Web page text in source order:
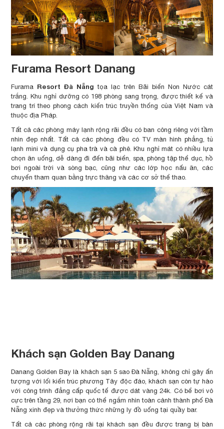
Furama Resort Danang
Furama Resort Đà Nẵng tọa lạc trên Bãi biển Non Nước cát
trắng. Khu nghỉ dưỡng có 198 phòng sang trọng, được thiết kế và
trang trí theo phong cách kiến ​​trúc truyền thống của Việt Nam và
thuộc địa Pháp.
Tất cả các phòng máy lạnh rộng rãi đều có ban công riêng với tầm
nhìn đẹp nhất. Tất cả các phòng đều có TV màn hình phẳng, tủ
lạnh mini và dụng cụ pha trà và cà phê. Khu nghỉ mát có nhiều lựa
chọn ăn uống, dễ dàng đi đến bãi biển, spa, phòng tập thể dục, hồ
bơi ngoài trời và sòng bạc, cũng như các lớp học nấu ăn, các
chuyến tham quan bằng trực thăng và các cơ sở thể thao.
Khách sạn Golden Bay Danang
Danang Golden Bay là khách sạn 5 sao Đà Nẵng, không chỉ gây ấn
tượng với lối kiến ​​trúc phương Tây độc đáo, khách sạn còn tự hào
với công trình đẳng cấp quốc tế được dát vàng 24k. Có bể bơi vô
cực trên tầng 29, nơi bạn có thể ngắm nhìn toàn cảnh thành phố Đà
Nẵng xinh đẹp và thưởng thức những ly đồ uống tại quầy bar.
Tất cả các phòng rộng rãi tại khách sạn đều được trang bị bàn